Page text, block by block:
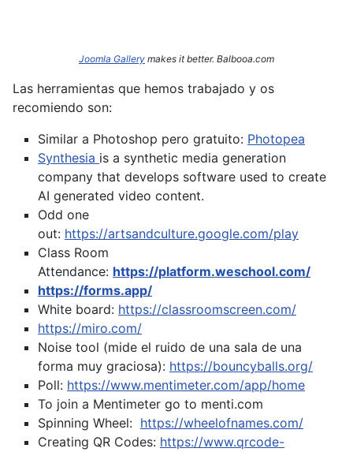
Joomla Gallery makes it better. Balbooa.com
Las herramientas que hemos trabajado y os
recomiendo son:
Similar a Photoshop pero gratuito: Photopea
Synthesia is a synthetic media generation
company that develops software used to create
AI generated video content.
Odd one
out: https://artsandculture.google.com/play
Class Room
Attendance: https://platform.weschool.com/
https://forms.app/
White board: https://classroomscreen.com/
https://miro.com/
Noise tool (mide el ruido de una sala de una
forma muy graciosa): https://bouncyballs.org/
Poll: https://www.mentimeter.com/app/home
To join a Mentimeter go to menti.com
Spinning Wheel: https://wheelofnames.com/
Creating QR Codes: https://www.qrcode-